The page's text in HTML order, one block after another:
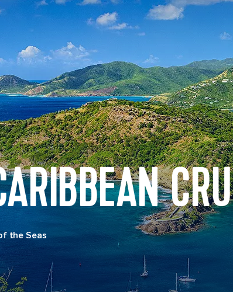
the Seas